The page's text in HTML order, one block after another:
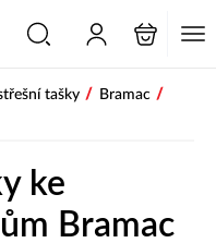
tašky / Bramac /
ke
Bramac